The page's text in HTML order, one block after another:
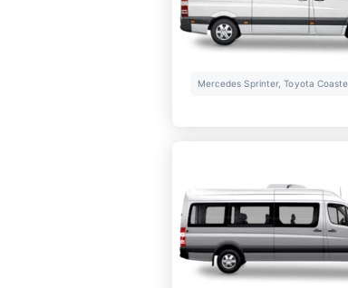
Mercedes Sprinter, Toyota